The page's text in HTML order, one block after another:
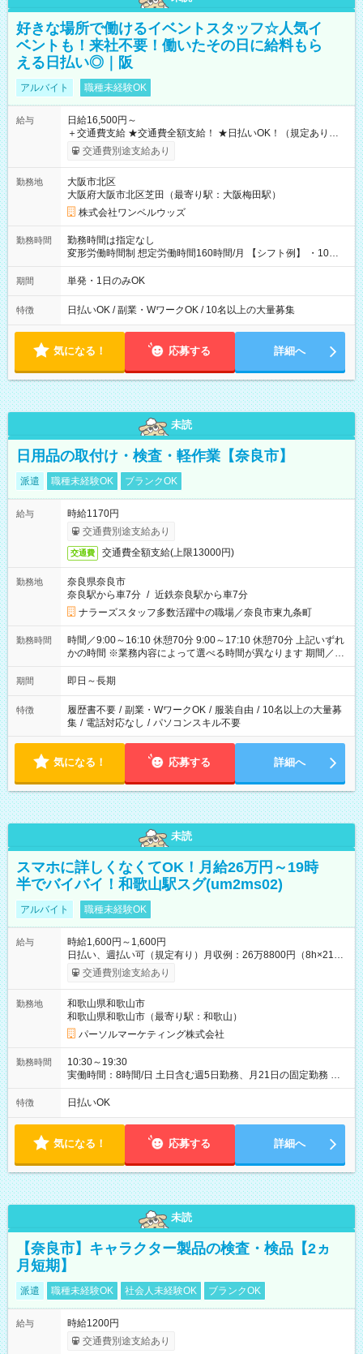
好きな場所で働けるイベントスタッフ☆人気イ
ベントも！来社不要！働いたその日に給料もら
える日払い◎｜阪
アルバイト 職種未経験OK
給与
日給16,500円～
＋交通費支給 ★交通費全額支給！ ★日払いOK！（規定あり） ┗
働いたその日に現金GET♪ お仕事後はコンビニATMから 日払
交通費別途支給あり
勤務地
大阪市北区
大阪府大阪市北区芝田（最寄り駅：大阪梅田駅）
株式会社ワンベルウッズ
勤務時間
勤務時間は指定なし
変形労働時間制 想定労働時間160時間/月 【シフト例】 ・10：
00～20：00
期間 単発・1日のみOK
特徴 日払いOK / 副業・WワークOK / 10名以上の大量募集
気になる！ 応募する 詳細へ
未読
日用品の取付け・検査・軽作業【奈良市】
派遣 職種未経験OK ブランクOK
給与
時給1170円
交通費別途支給あり
交通費 交通費全額支給(上限13000円)
勤務地
奈良県奈良市
奈良駅から車7分 / 近鉄奈良駅から車7分
ナラーズスタッフ多数活躍中の職場／奈良市東九条町
勤務時間
時間／9:00～16:10 休憩70分 9:00～17:10 休憩70分 上記いずれ
かの時間 ※業務内容によって選べる時間が異なります 期間／即
日～長期安定 スタート日は相談可能！ 勤務日／月～金の週4日
～でOK！
期間 即日～長期
特徴 履歴書不要 / 副業・WワークOK / 服装自由 / 10名以上の大量募
集 / 電話対応なし / パソコンスキル不要
気になる！ 応募する 詳細へ
未読
スマホに詳しくなくてOK！月給26万円～19時
半でバイバイ！和歌山駅スグ(um2ms02)
アルバイト 職種未経験OK
給与
時給1,600円～1,600円
日払い、週払い可（規定有り）月収例：26万8800円（8h×21
日） 【試用期間】試用期間なし
交通費別途支給あり
勤務地
和歌山県和歌山市
和歌山県和歌山市（最寄り駅：和歌山）
パーソルマーケティング株式会社
勤務時間
10:30～19:30
実働時間：8時間/日 土日含む週5日勤務、月21日の固定勤務 ※
実働8h/休憩1h勤務、残業ほぼ無し（5h/月）
特徴 日払いOK
気になる！ 応募する 詳細へ
未読
【奈良市】キャラクター製品の検査・検品【2ヵ
月短期】
派遣 職種未経験OK 社会人未経験OK ブランクOK
給与
時給1200円
交通費別途支給あり